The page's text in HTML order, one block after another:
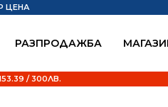
РАЗПРОДАЖБА
ЦЕНА
/ 300ЛВ.